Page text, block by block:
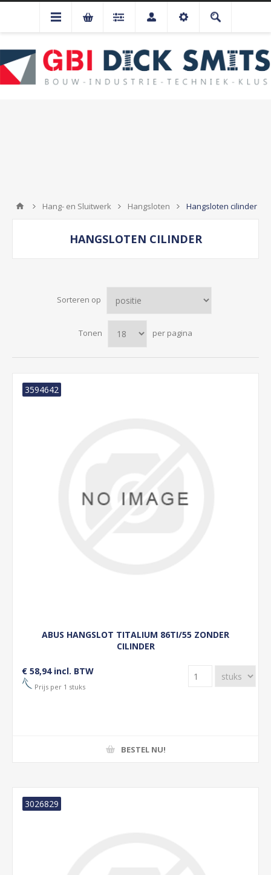
Hang- en Sluitwerk Hangsloten Hangsloten cilinder
HANGSLOTEN CILINDER
Sorteren op
Tonen per pagina
ABUS HANGSLOT TITALIUM 86TI/55 ZONDER
CILINDER
3594642
€ 58,94 incl. BTW
Prijs per 1 stuks
BESTEL NU!
3026829